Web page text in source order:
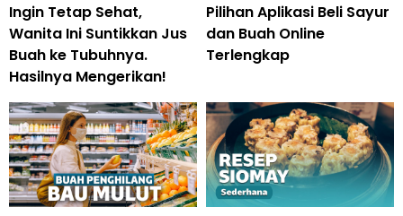
Ingin Tetap Sehat,
Wanita Ini Suntikkan Jus
Buah ke Tubuhnya.
Hasilnya Mengerikan!
Pilihan Aplikasi Beli Sayur
dan Buah Online
Terlengkap